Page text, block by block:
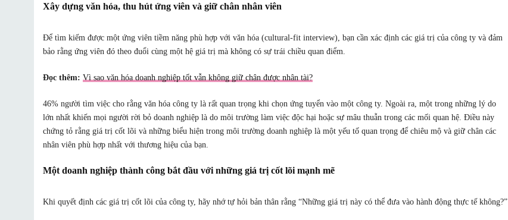
Xây dựng văn hóa, thu hút ứng viên và giữ chân nhân viên
Để tìm kiếm được một ứng viên tiềm năng phù hợp với văn hóa (cultural-fit interview), bạn cần xác định các giá trị của công ty và đảm
bảo rằng ứng viên đó theo đuổi cùng một hệ giá trị mà không có sự trái chiều quan điểm.
Đọc thêm: Vì sao văn hóa doanh nghiệp tốt vẫn không giữ chân được nhân tài?
46% người tìm việc cho rằng văn hóa công ty là rất quan trọng khi chọn ứng tuyển vào một công ty. Ngoài ra, một trong những lý do
lớn nhất khiến mọi người rời bỏ doanh nghiệp là do môi trường làm việc độc hại hoặc sự mâu thuẫn trong các mối quan hệ. Điều này
chứng tỏ rằng giá trị cốt lõi và những biểu hiện trong môi trường doanh nghiệp là một yếu tố quan trọng để chiêu mộ và giữ chân các
nhân viên phù hợp nhất với thương hiệu của bạn.
Một doanh nghiệp thành công bắt đầu với những giá trị cốt lõi mạnh mẽ
Khi quyết định các giá trị cốt lõi của công ty, hãy nhớ tự hỏi bản thân rằng “Những giá trị này có thể đưa vào hành động thực tế không?”